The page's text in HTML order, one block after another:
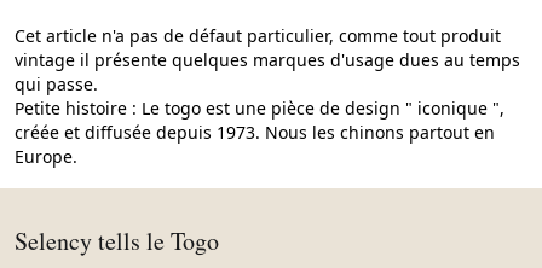
Cet article n'a pas de défaut particulier, comme tout produit
vintage il présente quelques marques d'usage dues au temps
qui passe.
Petite histoire : Le togo est une pièce de design " iconique ",
créée et diffusée depuis 1973. Nous les chinons partout en
Europe.
Selency tells le Togo